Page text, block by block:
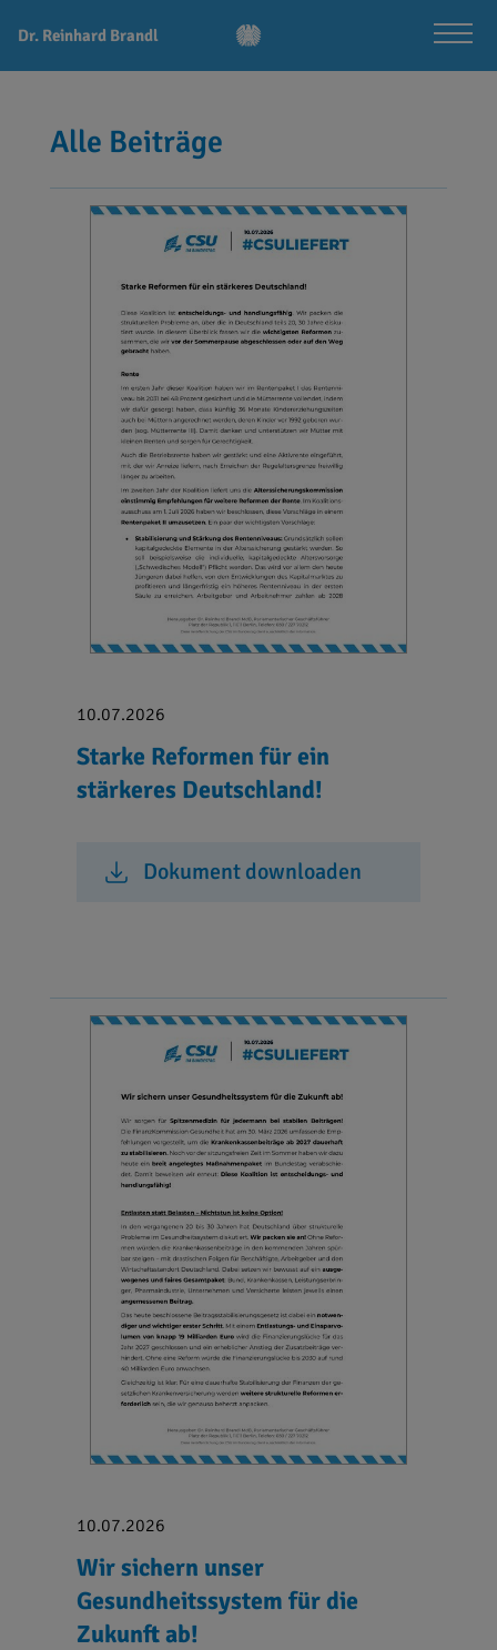
Dr. Reinhard Brandl
Alle Beiträge
10.07.2026
Starke Reformen für ein
stärkeres Deutschland!
Dokument downloaden
10.07.2026
Wir sichern unser
Gesundheitssystem für die
Zukunft ab!